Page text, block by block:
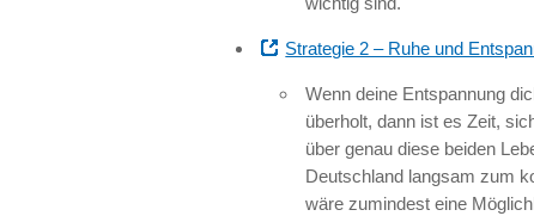
Strategie 2 – Ruhe und
Wenn deine Entspannung
überholt, dann ist es Zeit,
über genau diese beiden
Deutschland langsam zum
wäre zumindest eine